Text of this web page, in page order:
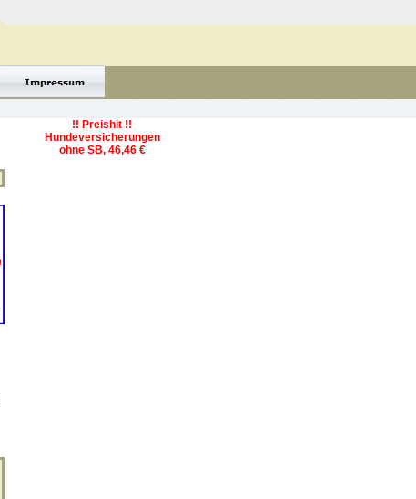
!! Preishit !!
Hundeversicherungen
ohne SB, 46,46 €